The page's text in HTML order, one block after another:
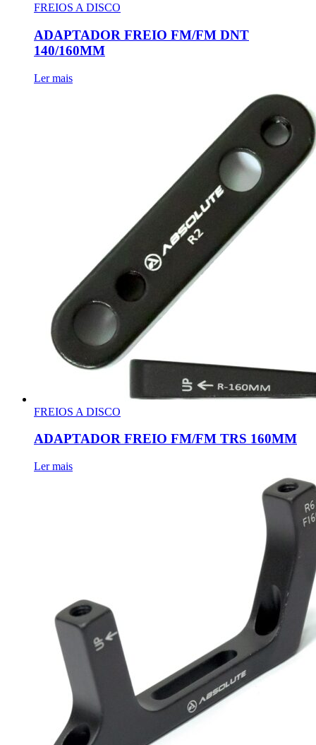
FREIOS A DISCO
ADAPTADOR FREIO FM/FM DNT
140/160MM
Ler mais
FREIOS A DISCO
ADAPTADOR FREIO FM/FM TRS 160MM
Ler mais